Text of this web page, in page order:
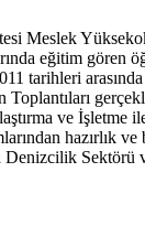
Meslek
eğitim gören
tarihleri
Toplantıları
ve İşletme
hazırlık ve
Denizcilik